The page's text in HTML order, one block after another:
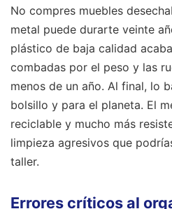
No compres muebles
metal puede durarte veinte
plástico de baja calidad
combadas por el peso y las
menos de un año. Al final, lo
bolsillo y para el planeta. El
reciclable y mucho más
limpieza agresivos que
taller.
Errores críticos al